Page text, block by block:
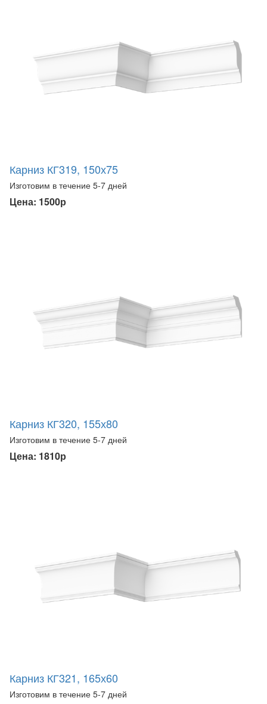
Карниз КГ319, 150х75
Изготовим в течение 5-7 дней
Цена: 1500р
Карниз КГ320, 155х80
Изготовим в течение 5-7 дней
Цена: 1810р
Карниз КГ321, 165х60
Изготовим в течение 5-7 дней